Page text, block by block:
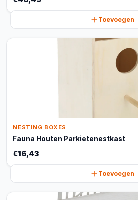
Toevoegen
NESTING BOXES
Fauna Houten Parkietenestkast
€16,43
Toevoegen